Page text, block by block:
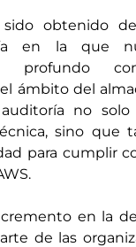
obtenido
en la que
profundo
ámbito del
no solo
sino que
para cumplir
en la
de las